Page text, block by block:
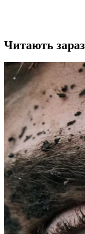
Читають зараз